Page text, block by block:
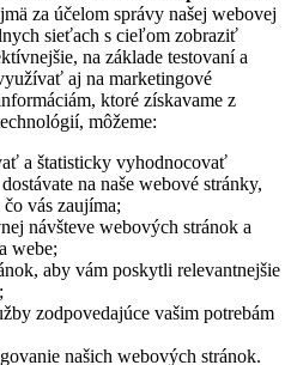
za účelom správy našej webovej
sieťach s cieľom zobraziť
na základe testovaní a
aj na marketingové
ktoré získavame z
môžeme:
a štatisticky vyhodnocovať
na naše webové stránky,
vás zaujíma;
návšteve webových stránok a
webe;
aby vám poskytli relevantnejšie
zodpovedajúce vašim potrebám
našich webových stránok.